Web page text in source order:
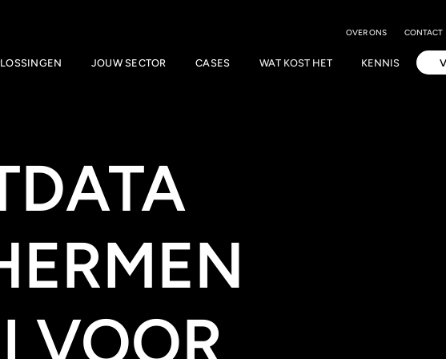
OVER ONS CONTACT
JOUW SECTOR CASES WAT KOST HET KENNIS
VOOR